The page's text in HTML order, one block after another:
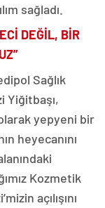
sağladı.
DEĞİL, BİR
Sağlık
Yiğitbaşı,
yepyeni bir
heyecanını
Kozmetik
açılışını